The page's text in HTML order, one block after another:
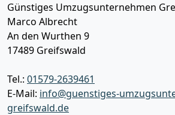
Günstiges Umzugsunternehmen
Marco Albrecht
An den Wurthen 9
17489 Greifswald
Tel.: 01579-2639461
E-Mail: info@guenstiges-
greifswald.de